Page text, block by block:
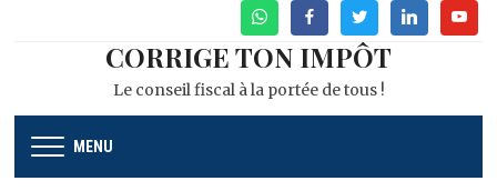
WhatsAppFacebookTwitterLinkedin
CORRIGE TON IMPÔT
Le conseil fiscal à la portée de tous !
MENU